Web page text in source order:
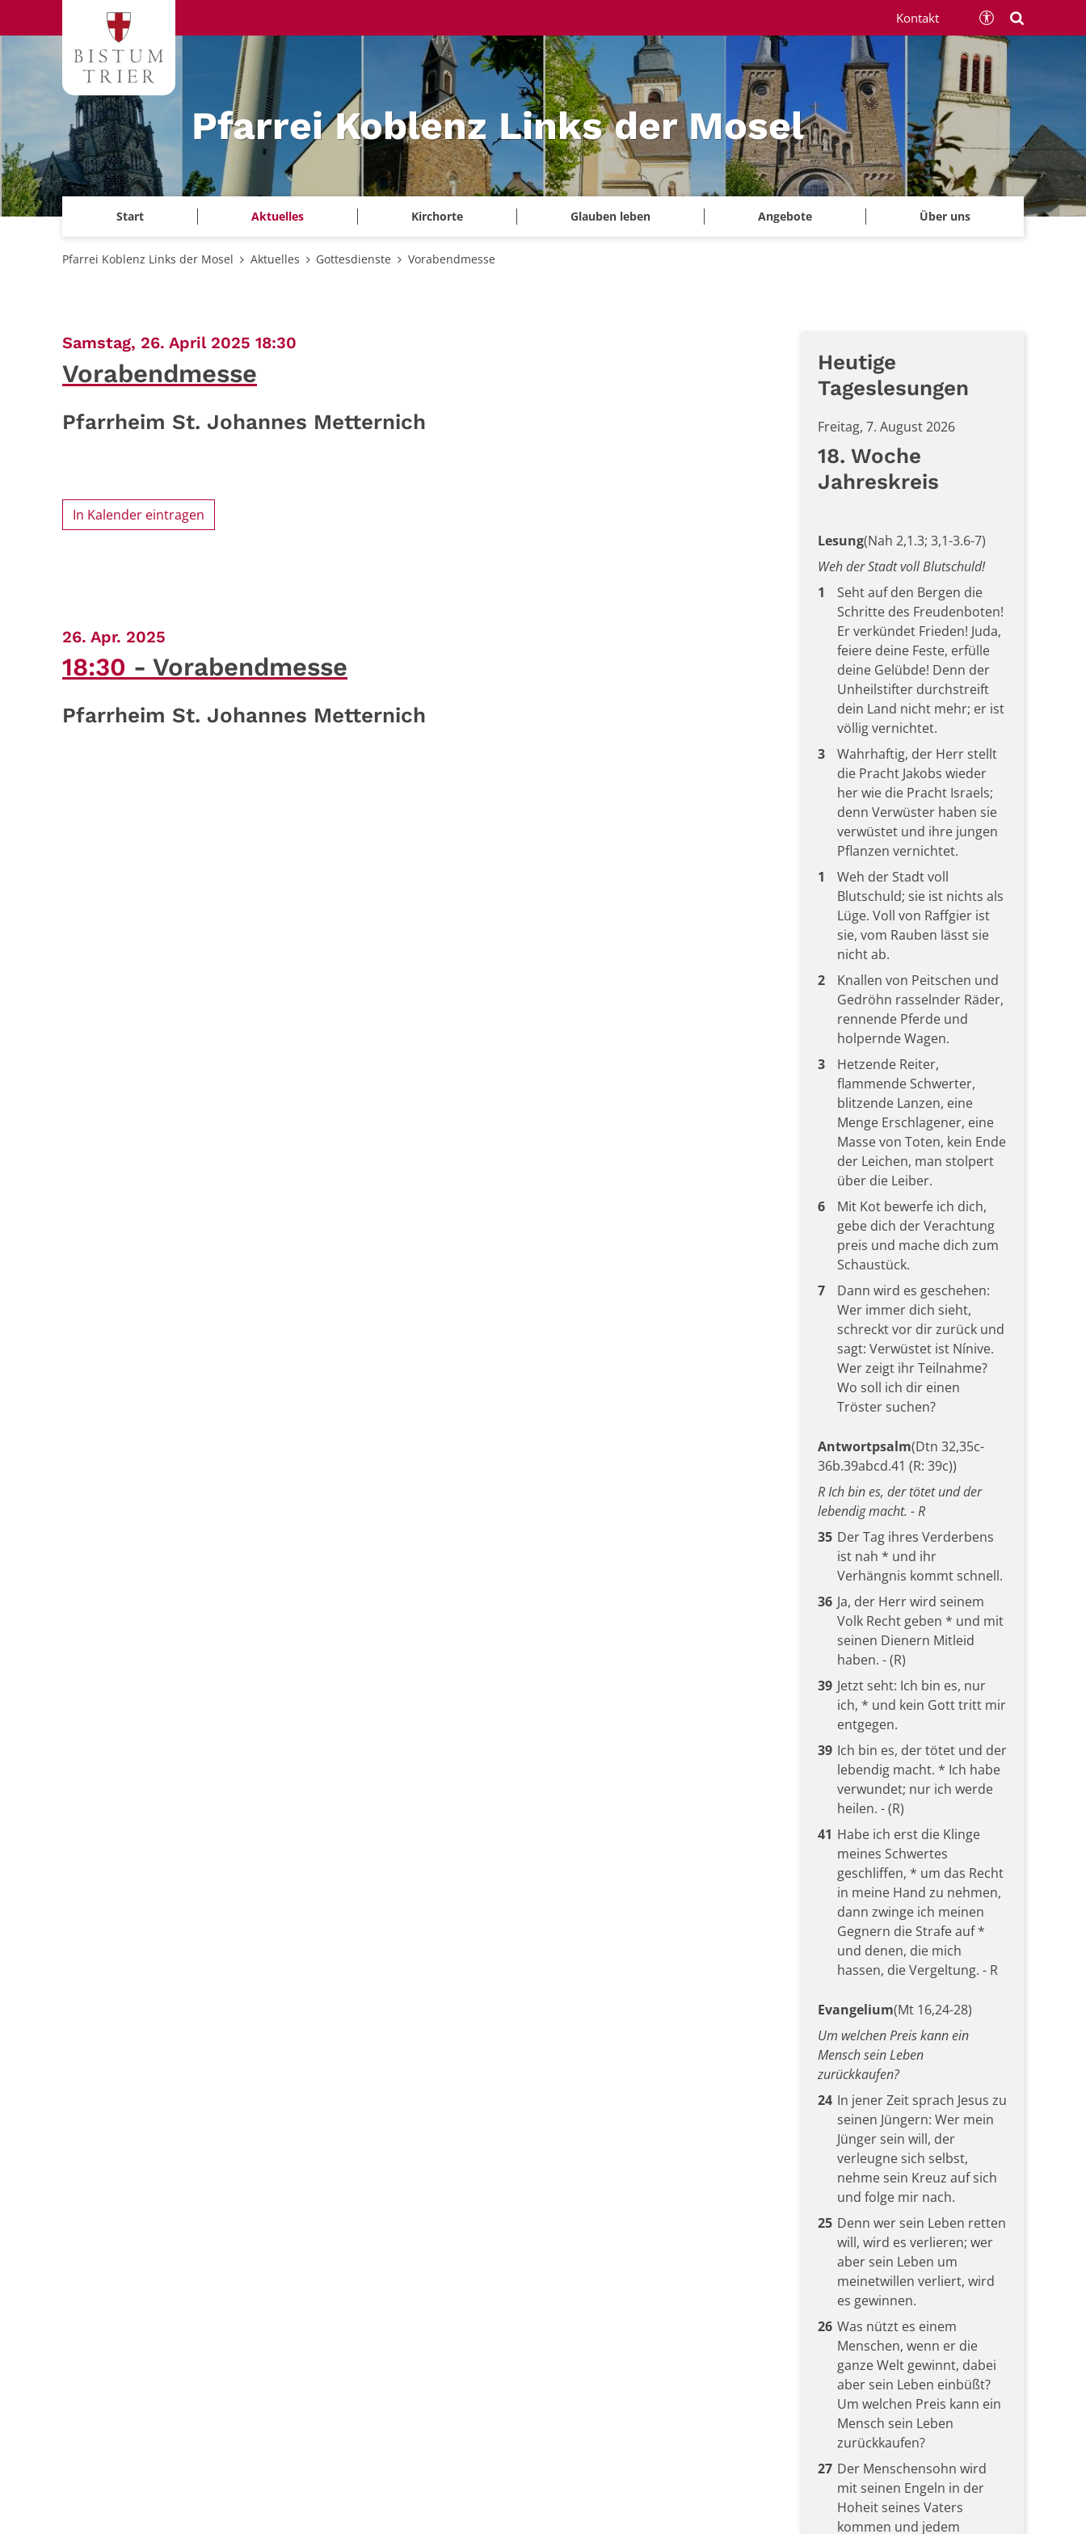
Zum Inhalt springen
Pfarrei Koblenz Links der Mosel
Start Aktuelles Kirchorte Glauben leben Angebote Über uns
Kontakt
Pfarrei Koblenz Links der Mosel Aktuelles Gottesdienste Vorabendmesse
Samstag, 26. April 2025 18:30
Vorabendmesse
Pfarrheim St. Johannes Metternich
In Kalender eintragen
26. Apr. 2025
18:30 Vorabendmesse
Pfarrheim St. Johannes Metternich
Heutige
Tageslesungen
Freitag, 7. August 2026
18. Woche
Jahreskreis
Lesung(Nah 2,1.3; 3,1-3.6-7)
Weh der Stadt voll Blutschuld!
1
Seht auf den Bergen die
Schritte des Freudenboten!
Er verkündet Frieden! Juda,
feiere deine Feste, erfülle
deine Gelübde! Denn der
Unheilstifter durchstreift
dein Land nicht mehr; er ist
völlig vernichtet.
3
Wahrhaftig, der Herr stellt
die Pracht Jakobs wieder
her wie die Pracht Israels;
denn Verwüster haben sie
verwüstet und ihre jungen
Pflanzen vernichtet.
1
Weh der Stadt voll
Blutschuld; sie ist nichts als
Lüge. Voll von Raffgier ist
sie, vom Rauben lässt sie
nicht ab.
2
Knallen von Peitschen und
Gedröhn rasselnder Räder,
rennende Pferde und
holpernde Wagen.
3
Hetzende Reiter,
flammende Schwerter,
blitzende Lanzen, eine
Menge Erschlagener, eine
Masse von Toten, kein Ende
der Leichen, man stolpert
über die Leiber.
6
Mit Kot bewerfe ich dich,
gebe dich der Verachtung
preis und mache dich zum
Schaustück.
7
Dann wird es geschehen:
Wer immer dich sieht,
schreckt vor dir zurück und
sagt: Verwüstet ist Nínive.
Wer zeigt ihr Teilnahme?
Wo soll ich dir einen
Tröster suchen?
Antwortpsalm(Dtn 32,35c-
36b.39abcd.41 (R: 39c))
R Ich bin es, der tötet und der
lebendig macht. - R
35 Der Tag ihres Verderbens
ist nah * und ihr
Verhängnis kommt schnell.
36 Ja, der Herr wird seinem
Volk Recht geben * und mit
seinen Dienern Mitleid
haben. - (R)
39 Jetzt seht: Ich bin es, nur
ich, * und kein Gott tritt mir
entgegen.
39 Ich bin es, der tötet und der
lebendig macht. * Ich habe
verwundet; nur ich werde
heilen. - (R)
41 Habe ich erst die Klinge
meines Schwertes
geschliffen, * um das Recht
in meine Hand zu nehmen,
dann zwinge ich meinen
Gegnern die Strafe auf *
und denen, die mich
hassen, die Vergeltung. - R
Evangelium(Mt 16,24-28)
Um welchen Preis kann ein
Mensch sein Leben
zurückkaufen?
24 In jener Zeit sprach Jesus zu
seinen Jüngern: Wer mein
Jünger sein will, der
verleugne sich selbst,
nehme sein Kreuz auf sich
und folge mir nach.
25 Denn wer sein Leben retten
will, wird es verlieren; wer
aber sein Leben um
meinetwillen verliert, wird
es gewinnen.
26 Was nützt es einem
Menschen, wenn er die
ganze Welt gewinnt, dabei
aber sein Leben einbüßt?
Um welchen Preis kann ein
Mensch sein Leben
zurückkaufen?
27 Der Menschensohn wird
mit seinen Engeln in der
Hoheit seines Vaters
kommen und jedem